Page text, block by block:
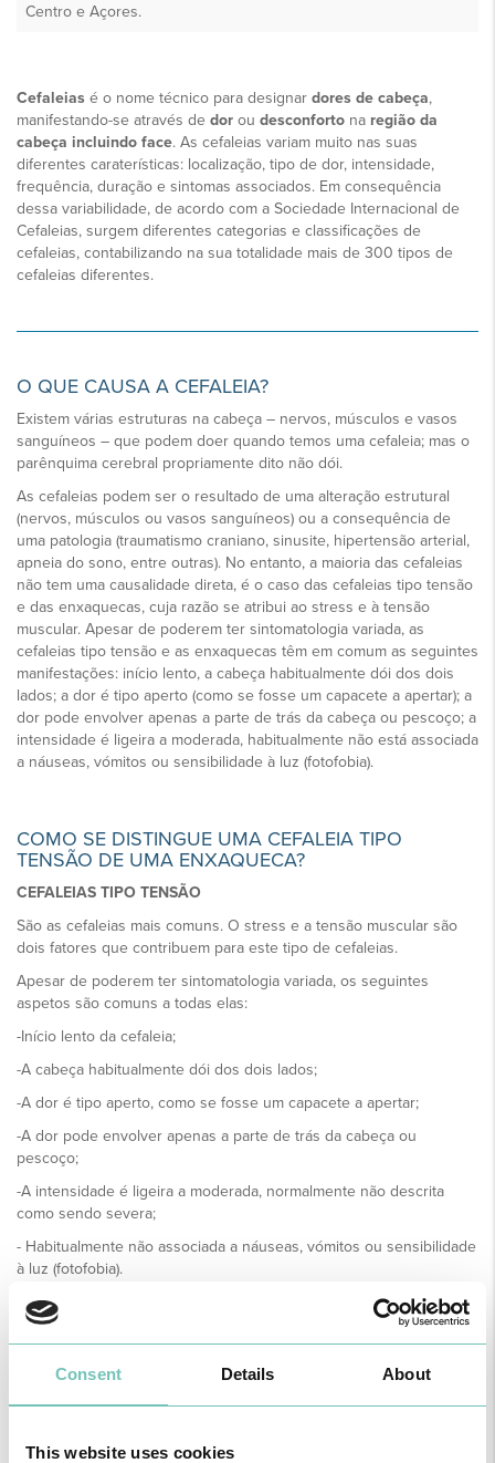
Consent Details About
This website uses cookies
Centro e Açores.
Cefaleias é o nome técnico para designar dores de cabeça,
manifestando-se através de dor ou desconforto na região da
cabeça incluindo face. As cefaleias variam muito nas suas
diferentes caraterísticas: localização, tipo de dor, intensidade,
frequência, duração e sintomas associados. Em consequência
dessa variabilidade, de acordo com a Sociedade Internacional de
Cefaleias, surgem diferentes categorias e classificações de
cefaleias, contabilizando na sua totalidade mais de 300 tipos de
cefaleias diferentes.
O QUE CAUSA A CEFALEIA?
Existem várias estruturas na cabeça – nervos, músculos e vasos
sanguíneos – que podem doer quando temos uma cefaleia; mas o
parênquima cerebral propriamente dito não dói.
As cefaleias podem ser o resultado de uma alteração estrutural
(nervos, músculos ou vasos sanguíneos) ou a consequência de
uma patologia (traumatismo craniano, sinusite, hipertensão arterial,
apneia do sono, entre outras). No entanto, a maioria das cefaleias
não tem uma causalidade direta, é o caso das cefaleias tipo tensão
e das enxaquecas, cuja razão se atribui ao stress e à tensão
muscular. Apesar de poderem ter sintomatologia variada, as
cefaleias tipo tensão e as enxaquecas têm em comum as seguintes
manifestações: início lento, a cabeça habitualmente dói dos dois
lados; a dor é tipo aperto (como se fosse um capacete a apertar); a
dor pode envolver apenas a parte de trás da cabeça ou pescoço; a
intensidade é ligeira a moderada, habitualmente não está associada
a náuseas, vómitos ou sensibilidade à luz (fotofobia).
COMO SE DISTINGUE UMA CEFALEIA TIPO
TENSÃO DE UMA ENXAQUECA?
CEFALEIAS TIPO TENSÃO
São as cefaleias mais comuns. O stress e a tensão muscular são
dois fatores que contribuem para este tipo de cefaleias.
Apesar de poderem ter sintomatologia variada, os seguintes
aspetos são comuns a todas elas:
-Início lento da cefaleia;
-A cabeça habitualmente dói dos dois lados;
-A dor é tipo aperto, como se fosse um capacete a apertar;
-A dor pode envolver apenas a parte de trás da cabeça ou
pescoço;
-A intensidade é ligeira a moderada, normalmente não descrita
como sendo severa;
- Habitualmente não associada a náuseas, vómitos ou sensibilidade
à luz (fotofobia).
A enxaqueca é um tipo de cefaleia que além da dor de cabeça, se
faz acompanhar por sintomatologia concomitante: náuseas, e/ou
vómitos, e/ou fotofobia/fonofobia, com intensidade severa e
incapacitante, cujas manifestações podem durar até 72 horas. A
experimentam esta sequência: pródromo (alteração do
linguagem), enxaqueca em si (dor intensa, habitualmente latejante,